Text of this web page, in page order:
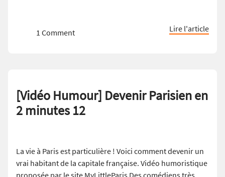
1 Comment Lire l'article
[Vidéo Humour] Devenir Parisien en
2 minutes 12
La vie à Paris est particulière ! Voici comment devenir un
vrai habitant de la capitale française. Vidéo humoristique
proposée par le site MyLittleParis Des comédiens très